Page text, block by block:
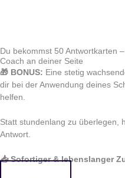
Du bekommst 50 Antwortkarten
Coach an deiner Seite
🎁 BONUS: Eine stetig
dir bei der Anwendung deines
helfen.
Statt stundenlang zu überlegen,
Antwort.
📥 Sofortiger & lebenslanger